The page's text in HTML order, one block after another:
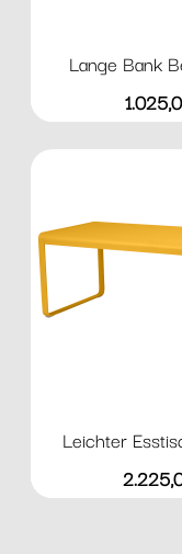
Lange Bank
Preis
Leichter
Preis